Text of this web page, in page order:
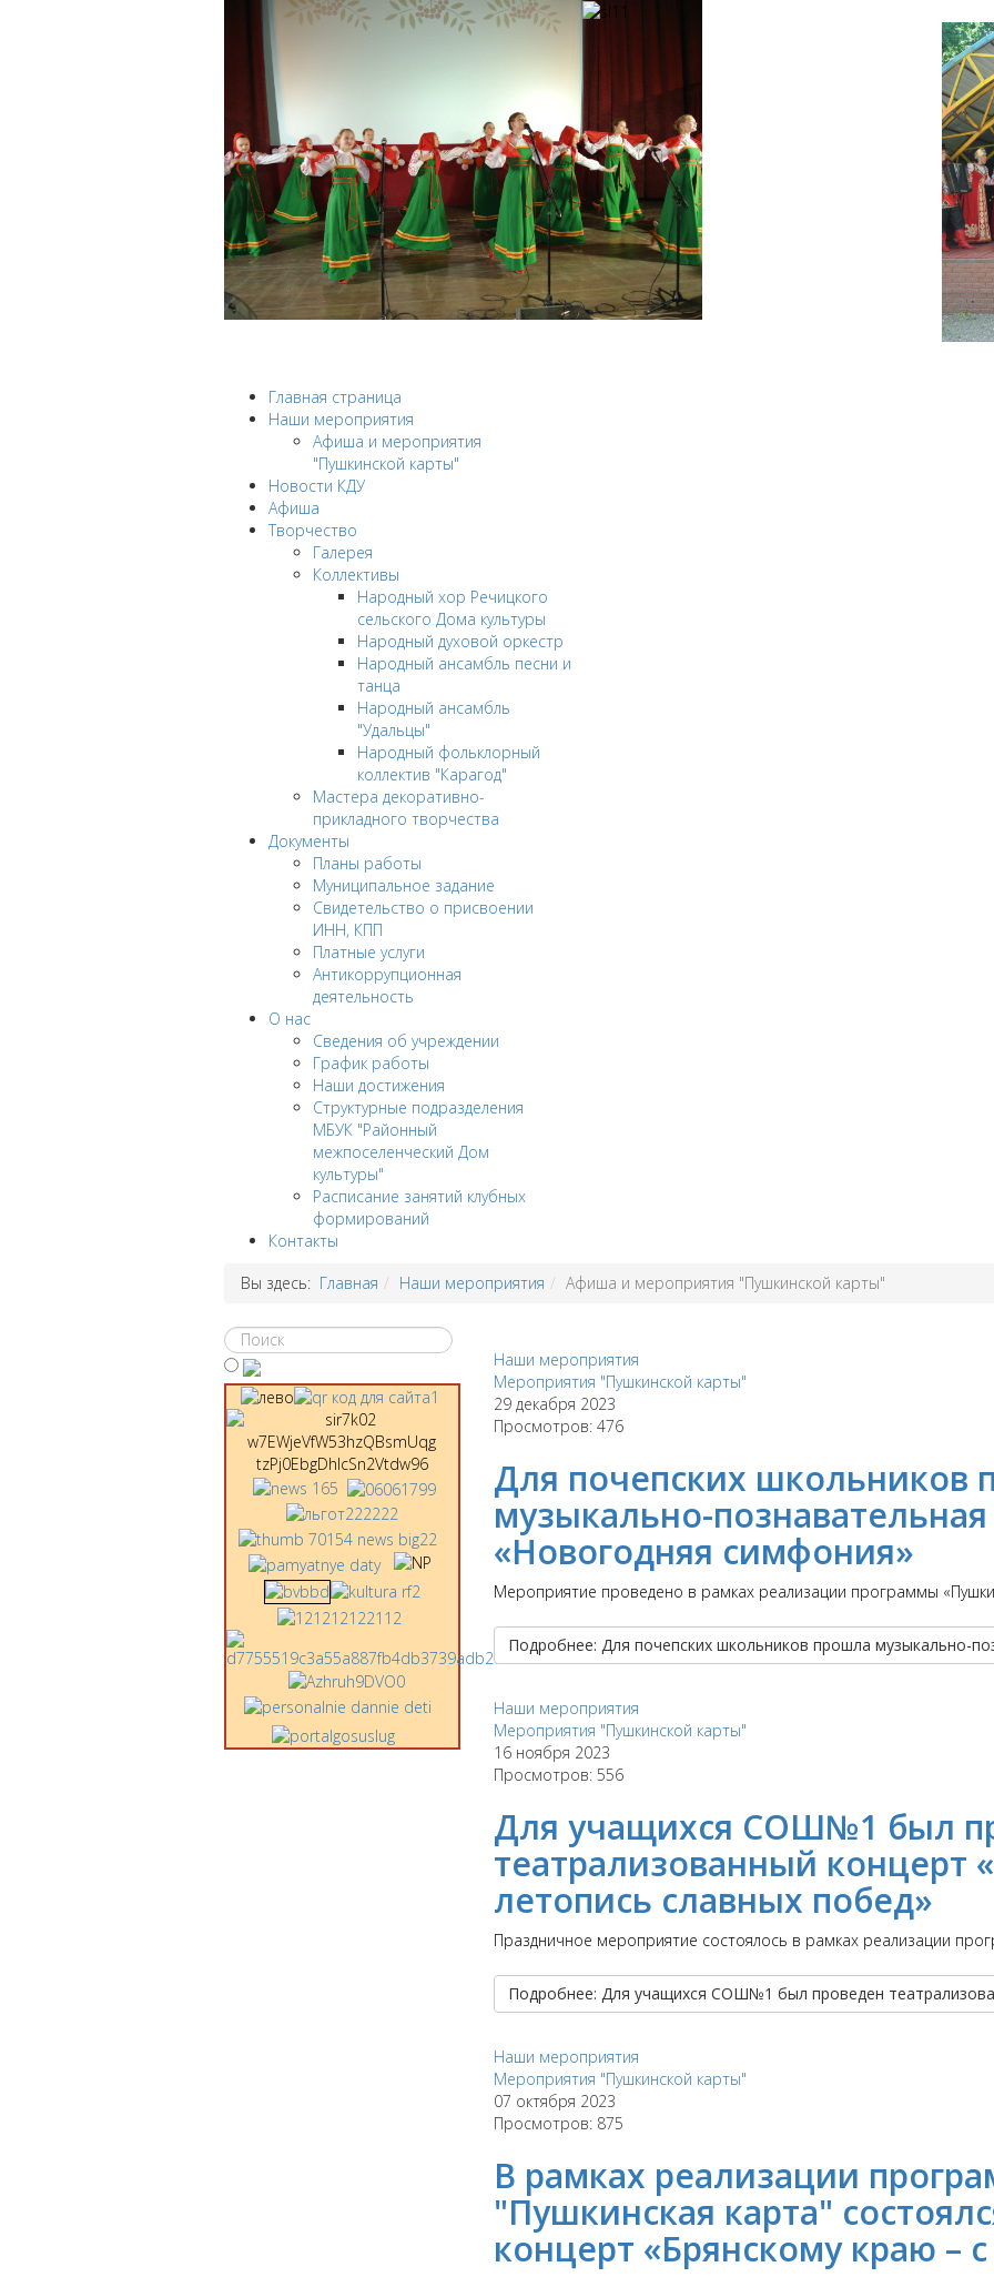
Главная страница
Наши мероприятия
Афиша и мероприятия
"Пушкинской карты"
Новости КДУ
Афиша
Творчество
Галерея
Коллективы
Народный хор Речицкого
сельского Дома культуры
Народный духовой оркестр
Народный ансамбль песни и
танца
Народный ансамбль
"Удальцы"
Народный фольклорный
коллектив "Карагод"
Мастера декоративно-
прикладного творчества
Документы
Планы работы
Муниципальное задание
Cвидетельство о присвоении
ИНН, КПП
Платные услуги
Антикоррупционная
деятельность
О нас
Сведения об учреждении
График работы
Наши достижения
Структурные подразделения
МБУК "Районный
межпоселенческий Дом
культуры"
Расписание занятий клубных
формирований
Контакты
Вы здесь: Главная Наши мероприятия Афиша и мероприятия "Пушкинской карты"
Наши мероприятия
Мероприятия "Пушкинской карты"
29 декабря 2023
Просмотров: 476
Для почепских школьников
музыкально-
«Новогодняя симфония»
Мероприятие проведено в рамках реализации программы
Подробнее: Для почепских школьников прошла музыкально-
Наши мероприятия
Мероприятия "Пушкинской карты"
16 ноября 2023
Просмотров: 556
Для учащихся СОШ№1 был
театрализованный концерт
летопись славных побед»
Праздничное мероприятие состоялось в рамках реализации
Подробнее: Для учащихся СОШ№1 был проведен
Наши мероприятия
Мероприятия "Пушкинской карты"
07 октября 2023
Просмотров: 875
В рамках реализации
"Пушкинская карта"
концерт «Брянскому краю –